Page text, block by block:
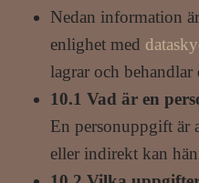
Nedan information
enlighet med
lagrar och
10.1 Vad är en
En personuppgift är
eller indirekt kan